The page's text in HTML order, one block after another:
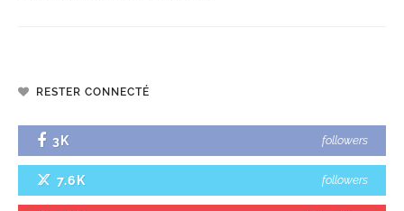
RESTER CONNECTÉ
3K followers
7.6K followers